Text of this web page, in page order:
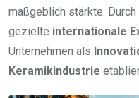
maßgeblich stärkte.
gezielte internationale
Unternehmen als
Keramikindustrie